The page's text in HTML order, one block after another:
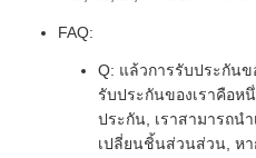
FAQ:
Q: แล้วการรับประกันข
รับประกันของเราคือห
ประกัน, เราสามารถนํ
เปลี่ยนชิ้นส่วนส่วน, หา